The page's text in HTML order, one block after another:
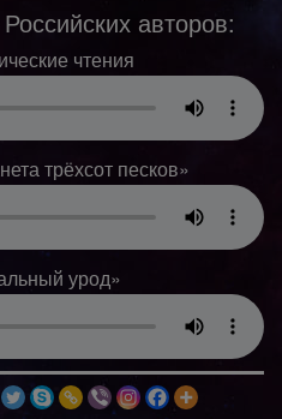
авторов:
чтения
трёхсот песков»
урод»